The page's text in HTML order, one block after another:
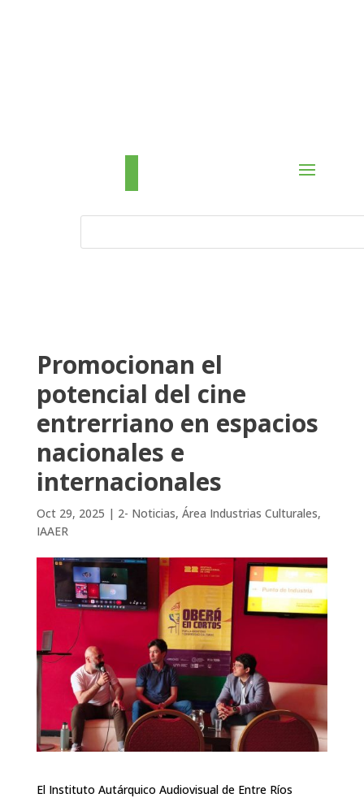
Promocionan el
potencial del cine
entrerriano en espacios
nacionales e
internacionales
Oct 29, 2025 | 2- Noticias, Área Industrias Culturales,
IAAER
El Instituto Autárquico Audiovisual de Entre Ríos